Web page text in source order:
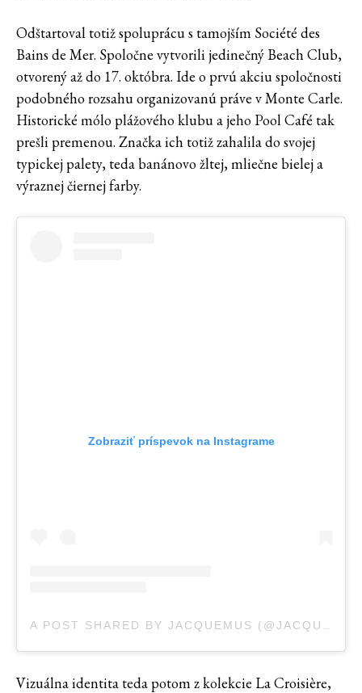
Odštartoval totiž spoluprácu s tamojším Société des
Bains de Mer. Spoločne vytvorili jedinečný Beach Club,
otvorený až do 17. októbra. Ide o prvú akciu spoločnosti
podobného rozsahu organizovanú práve v Monte Carle.
Historické mólo plážového klubu a jeho Pool Café tak
prešli premenou. Značka ich totiž zahalila do svojej
typickej palety, teda banánovo žltej, mliečne bielej a
výraznej čiernej farby.
Zobraziť príspevok na Instagrame
A POST SHARED BY JACQUEMUS (@JACQUEMUS)
Vizuálna identita teda potom z kolekcie La Croisière,